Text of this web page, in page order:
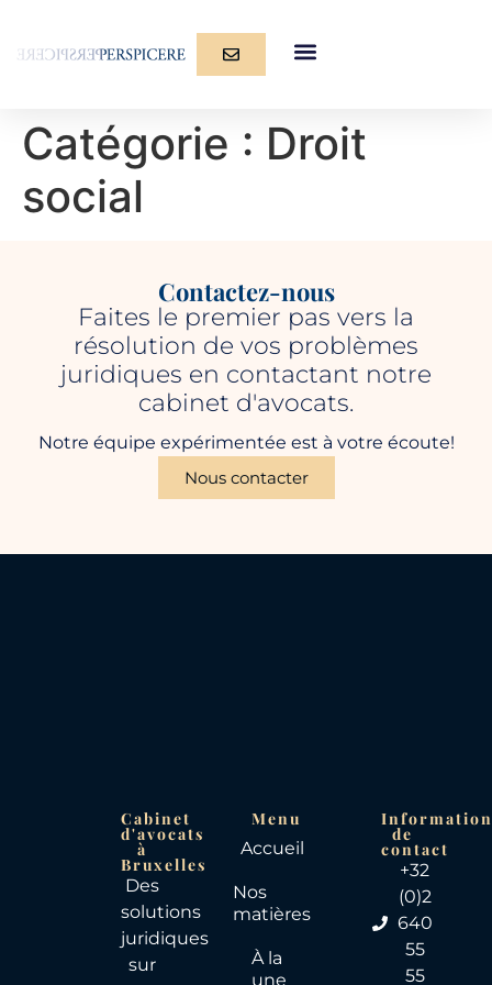
Catégorie : Droit
social
Contactez-nous
Faites le premier pas vers la
résolution de vos problèmes
juridiques en contactant notre
cabinet d'avocats.
Notre équipe expérimentée est à votre écoute!
Nous contacter
Cabinet
d'avocats
à
Bruxelles
Des
solutions
juridiques
sur
Menu
Accueil
Nos
matières
À la
une
de
contact
+32
(0)2
640
55
55